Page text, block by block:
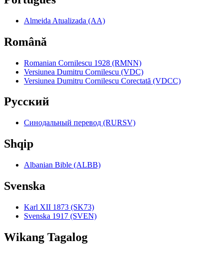
Almeida Atualizada (AA)
Română
Romanian Cornilescu 1928 (RMNN)
Versiunea Dumitru Cornilescu (VDC)
Versiunea Dumitru Cornilescu Corectată (VDCC)
Pyccкий
Синодальный перевод (RURSV)
Shqip
Albanian Bible (ALBB)
Svenska
Karl XII 1873 (SK73)
Svenska 1917 (SVEN)
Wikang Tagalog